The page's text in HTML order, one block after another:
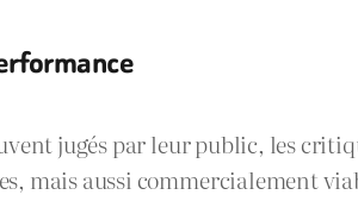
jugés par leur public, les
mais aussi commercialement